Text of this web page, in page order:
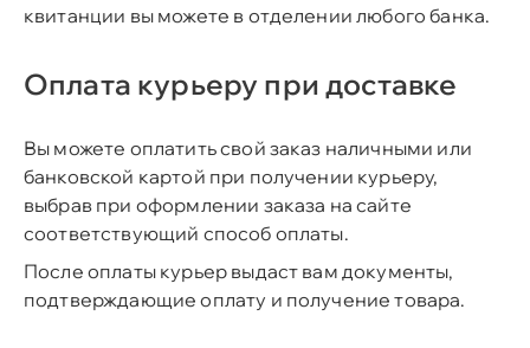
квитанции вы можете в отделении любого банка.
Оплата курьеру при доставке
Вы можете оплатить свой заказ наличными или
банковской картой при получении курьеру,
выбрав при оформлении заказа на сайте
соответствующий способ оплаты.
После оплаты курьер выдаст вам документы,
подтверждающие оплату и получение товара.